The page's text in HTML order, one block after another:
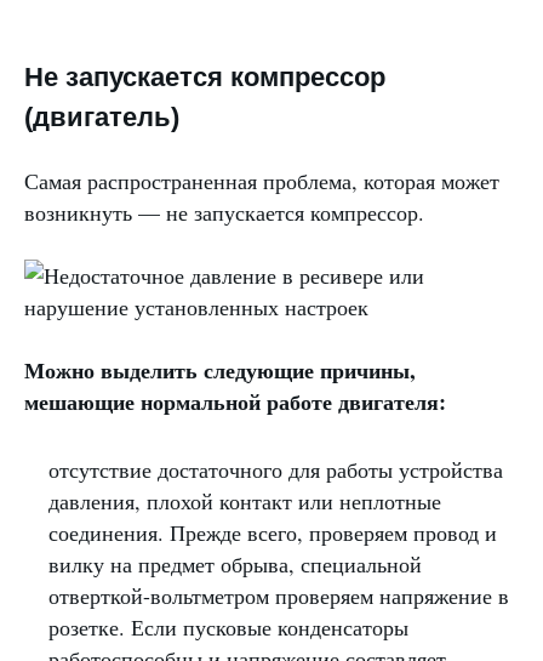
Не запускается компрессор
(двигатель)
Самая распространенная проблема, которая может
возникнуть — не запускается компрессор.
Можно выделить следующие причины,
мешающие нормальной работе двигателя:
отсутствие достаточного для работы устройства
давления, плохой контакт или неплотные
соединения. Прежде всего, проверяем провод и
вилку на предмет обрыва, специальной
отверткой-вольтметром проверяем напряжение в
розетке. Если пусковые конденсаторы